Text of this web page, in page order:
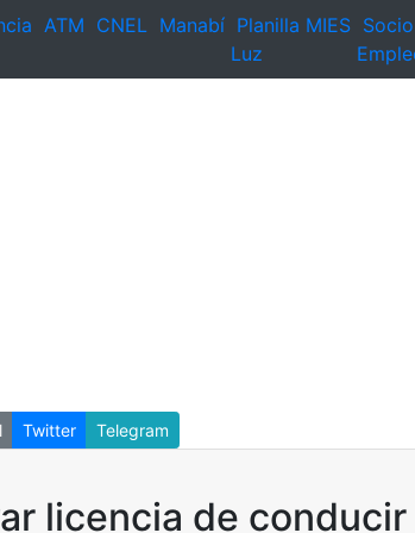
ATM CNEL Manabí Planilla
Luz
MIES Socio
Twitter Telegram
licencia de conducir